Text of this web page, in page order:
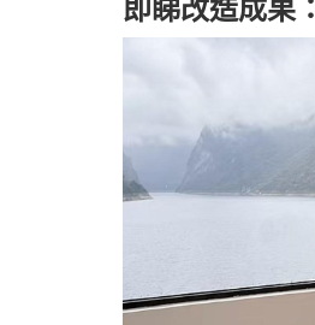
即睇改造成果：